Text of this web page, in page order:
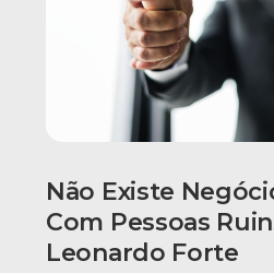
Não Existe
Com Pessoas
Leonardo Forte